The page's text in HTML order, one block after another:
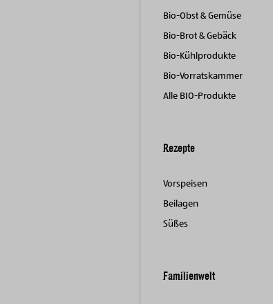
Bio-Obst & Gemüse
Bio-Brot & Gebäck
Bio-Kühlprodukte
Bio-Vorratskammer
Alle BIO-Produkte
Rezepte
Vorspeisen
Beilagen
Süßes
Familienwelt